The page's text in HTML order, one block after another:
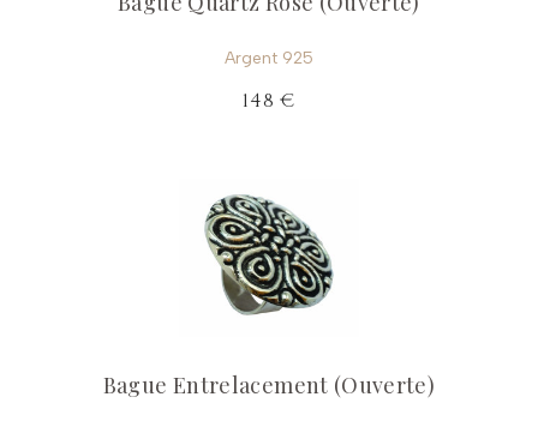
Argent 925
148 €
Bague Entrelacement (Ouverte)